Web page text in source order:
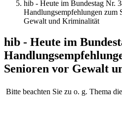
hib - Heute im Bundestag Nr.
Handlungsempfehlungen zum
Gewalt und Kriminalität
hib - Heute im
Senioren vor Gewalt
Bitte beachten Sie zu o. g. Thema